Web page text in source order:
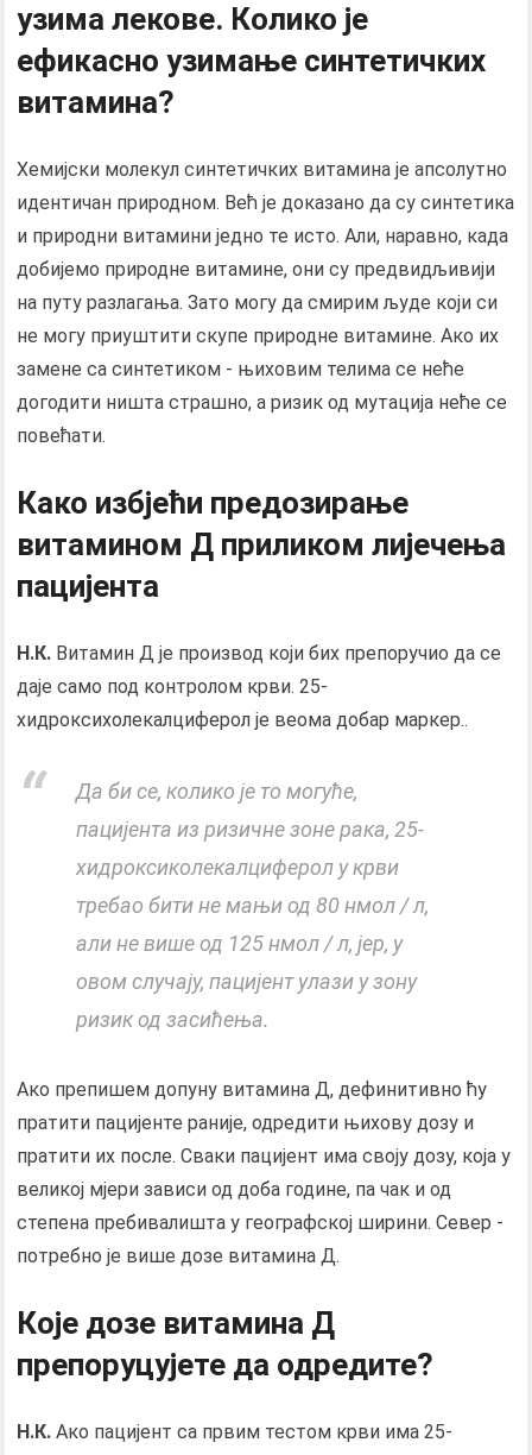
узима лекове. Колико је
ефикасно узимање синтетичких
витамина?
Хемијски молекул синтетичких витамина је апсолутно
идентичан природном. Већ је доказано да су синтетика
и природни витамини једно те исто. Али, наравно, када
добијемо природне витамине, они су предвидљивији
на путу разлагања. Зато могу да смирим људе који си
не могу приуштити скупе природне витамине. Ако их
замене са синтетиком - њиховим телима се неће
догодити ништа страшно, а ризик од мутација неће се
повећати.
Како избјећи предозирање
витамином Д приликом лијечења
пацијента
Н.К. Витамин Д је производ који бих препоручио да се
даје само под контролом крви. 25-
хидроксихолекалциферол је веома добар маркер..
Да би се, колико је то могуће,
пацијента из ризичне зоне рака, 25-
хидроксиколекалциферол у крви
требао бити не мањи од 80 нмол / л,
али не више од 125 нмол / л, јер, у
овом случају, пацијент улази у зону
ризик од засићења.
Ако препишем допуну витамина Д, дефинитивно ћу
пратити пацијенте раније, одредити њихову дозу и
пратити их после. Сваки пацијент има своју дозу, која у
великој мјери зависи од доба године, па чак и од
степена пребивалишта у географској ширини. Север -
потребно је више дозе витамина Д.
Које дозе витамина Д
препоруцујете да одредите?
Н.К.Ако пацијент са првим тестом крви има 25-